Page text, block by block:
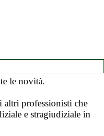
le novità.
altri professionisti che
e stragiudiziale in